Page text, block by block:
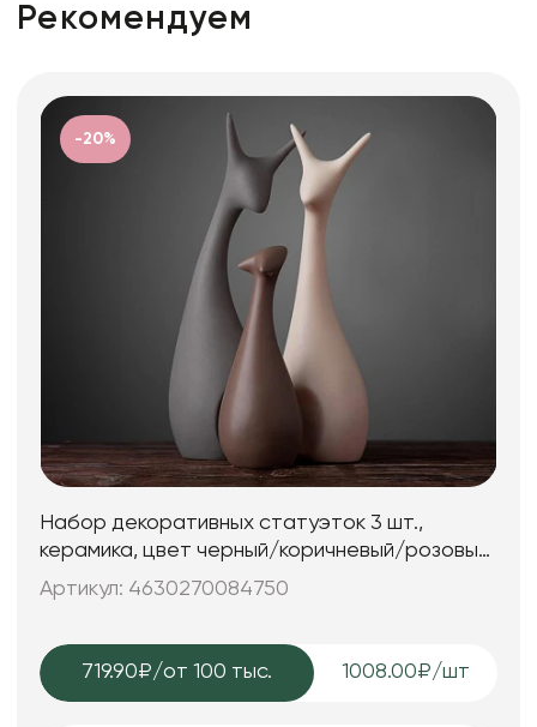
Рекомендуем
-20%
Набор декоративных статуэток 3 шт.,
керамика, цвет черный/коричневый/розовый,
25*7; 25*7; 15*6 см.
Артикул: 4630270084750
719.90₽/от 100 тыс. 1008.00₽/шт